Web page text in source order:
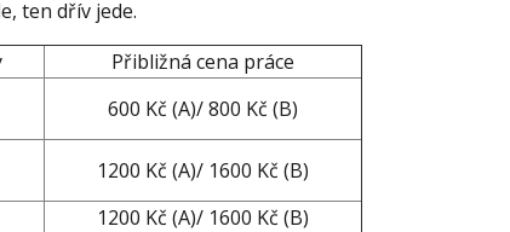
ten dřív jede.
Přibližná cena práce
600 Kč (A)/ 800 Kč (B)
1200 Kč (A)/ 1600 Kč (B)
1200 Kč (A)/ 1600 Kč (B)